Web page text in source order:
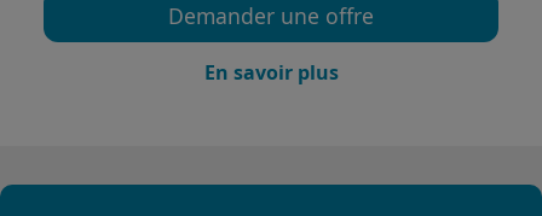
Demander une offre
En savoir plus